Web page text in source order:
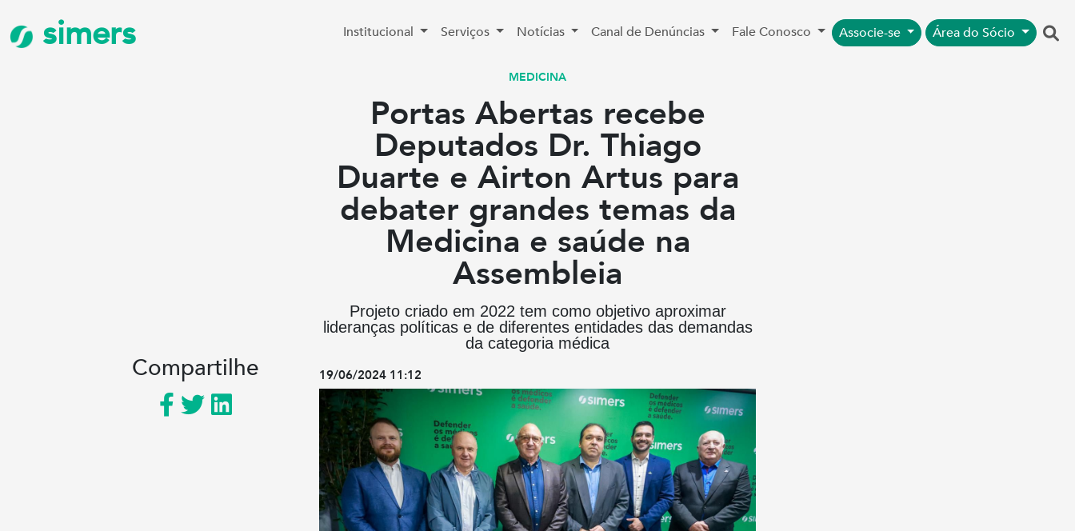
simers Institucional Serviços Notícias Canal de Denúncias Fale Conosco Associe-se Área do Sócio
MEDICINA
Portas Abertas recebe
Deputados Dr. Thiago
Duarte e Airton Artus para
debater grandes temas da
Medicina e saúde na
Assembleia
Projeto criado em 2022 tem como objetivo aproximar
lideranças políticas e de diferentes entidades das demandas
da categoria médica
Compartilhe 19/06/2024 11:12